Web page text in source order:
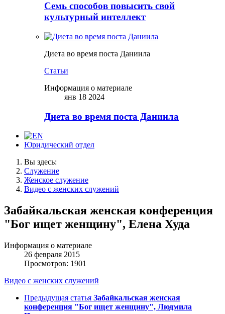
Семь способов повысить свой
культурный интеллект
Диета во время поста Даниила
Статьи
Информация о материале
янв 18 2024
Диета во время поста Даниила
Юридический отдел
Вы здесь:
Служение
Женское служение
Видео с женских служений
Забайкальская женская конференция
"Бог ищет женщину", Елена Худа
Информация о материале
26 февраля 2015
Просмотров: 1901
Видео с женских служений
Предыдущая статья Забайкальская женская
конференция "Бог ищет женщину", Людмила